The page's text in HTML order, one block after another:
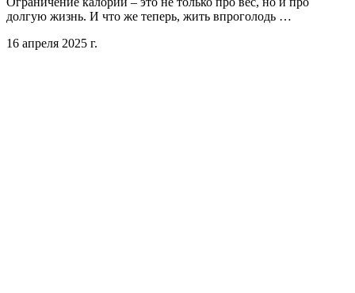
долгую жизнь. И что же теперь, жить впроголодь …
16 апреля 2025 г.